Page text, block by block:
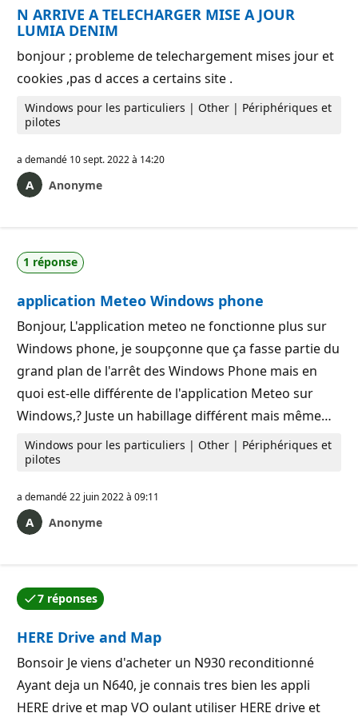
N ARRIVE A TELECHARGER MISE A JOUR
LUMIA DENIM
bonjour ; probleme de telechargement mises jour et
cookies ,pas d acces a certains site .
Windows pour les particuliers | Other | Périphériques et
pilotes
a demandé 10 sept. 2022 à 14:20
Anonyme
1 réponse
application Meteo Windows phone
Bonjour, L'application meteo ne fonctionne plus sur
Windows phone, je soupçonne que ça fasse partie du
grand plan de l'arrêt des Windows Phone mais en
quoi est-elle différente de l'application Meteo sur
Windows,? Juste un habillage différent mais même…
Windows pour les particuliers | Other | Périphériques et
pilotes
a demandé22 juin 2022 à 09:11
Anonyme
7 réponses
L’une des réponses a été acceptée par l’auteur de la
HERE Drive and Map
Bonsoir Je viens d'acheter un N930 reconditionné
Ayant deja un N640, je connais tres bien les appli
HERE drive et map VO oulant utiliser HERE drive et